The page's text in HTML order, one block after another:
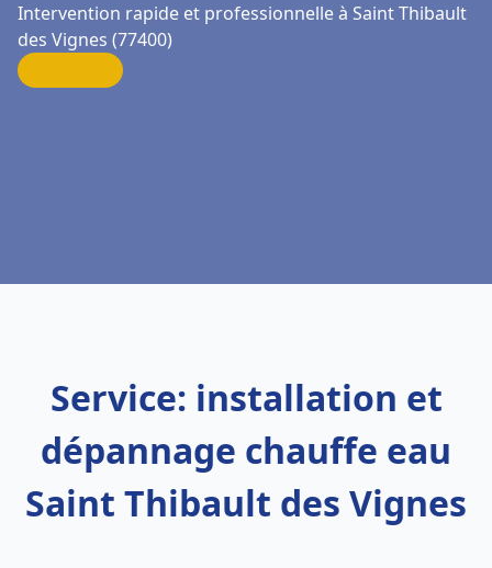
Intervention rapide et professionnelle à Saint Thibault
des Vignes (77400)
Service: installation et
dépannage chauffe eau
Saint Thibault des Vignes